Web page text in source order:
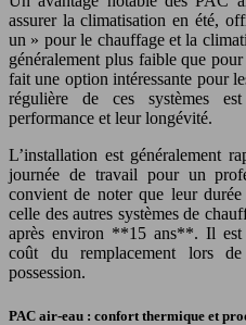
assurer la climatisation en été,
un » pour le chauffage et la
généralement plus faible que
fait une option intéressante pour
régulière de ces systèmes
performance et leur longévité.
L’installation est généralement
journée de travail pour un
convient de noter que leur
celle des autres systèmes de
après environ **15 ans**. Il est
coût du remplacement lors
possession.
PAC air-eau : confort thermique et